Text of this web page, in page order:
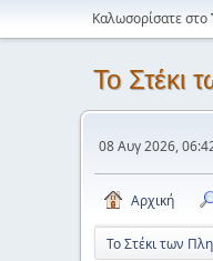
Καλωσορίσατε στο
Το Στέκι
08 Αυγ 2026,
Αρχική
Το Στέκι των